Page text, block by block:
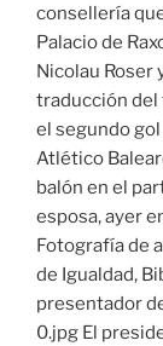
consellería
Palacio de
Nicolau Roser
traducción del
el segundo
Atlético
balón en el
esposa, ayer
Fotografía de
de Igualdad,
presentador
0.jpg El